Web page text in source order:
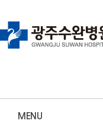
MENU